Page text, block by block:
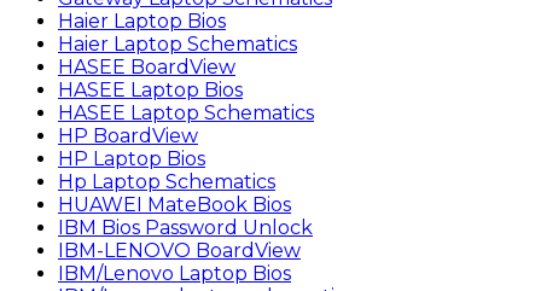
Haier Laptop Bios
Haier Laptop Schematics
HASEE BoardView
HASEE Laptop Bios
HASEE Laptop Schematics
HP BoardView
HP Laptop Bios
Hp Laptop Schematics
HUAWEI MateBook Bios
IBM Bios Password Unlock
IBM-LENOVO BoardView
IBM/Lenovo Laptop Bios